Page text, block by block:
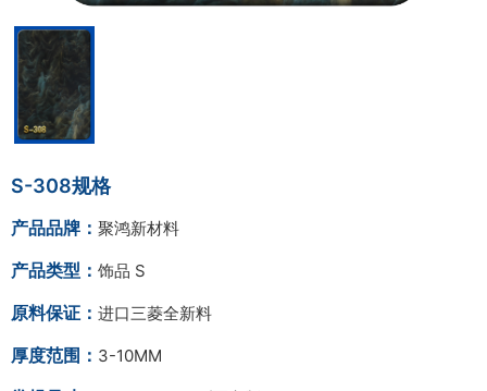
S-308规格
产品品牌： 聚鸿新材料
产品类型： 饰品 S
原料保证： 进口三菱全新料
厚度范围： 3-10MM